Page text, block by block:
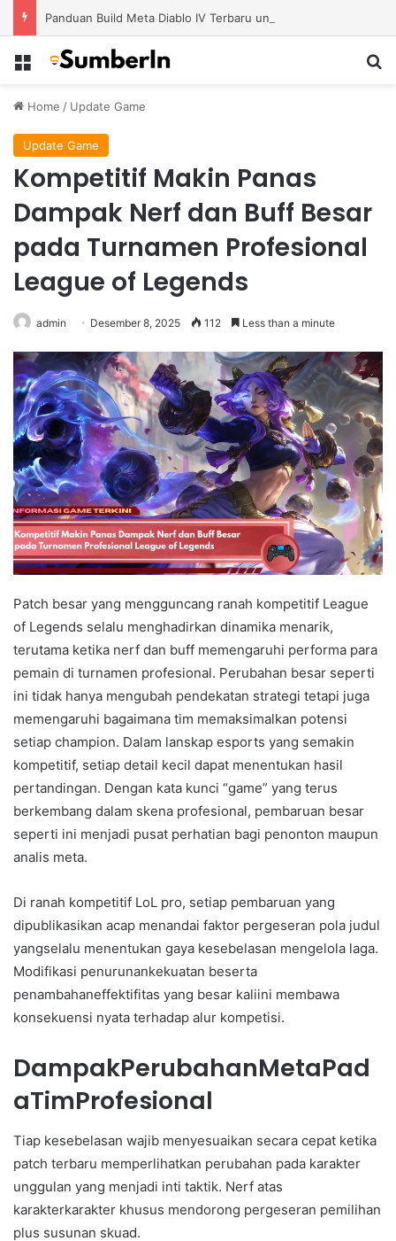
Menu
Home / Update Game
Update Game
Kompetitif Makin Panas
Dampak Nerf dan Buff Besar
pada Turnamen Profesional
League of Legends
admin Desember 8, 2025 112 Less than a minute
Patch besar yang mengguncang ranah kompetitif League
of Legends selalu menghadirkan dinamika menarik,
terutama ketika nerf dan buff memengaruhi performa para
pemain di turnamen profesional. Perubahan besar seperti
ini tidak hanya mengubah pendekatan strategi tetapi juga
memengaruhi bagaimana tim memaksimalkan potensi
setiap champion. Dalam lanskap esports yang semakin
kompetitif, setiap detail kecil dapat menentukan hasil
pertandingan. Dengan kata kunci “game” yang terus
berkembang dalam skena profesional, pembaruan besar
seperti ini menjadi pusat perhatian bagi penonton maupun
analis meta.
Di ranah kompetitif LoL pro, setiap pembaruan yang
dipublikasikan acap menandai faktor pergeseran pola judul
yangselalu menentukan gaya kesebelasan mengelola laga.
Modifikasi penurunankekuatan beserta
penambahaneffektifitas yang besar kaliini membawa
konsekuensi nyata terhadap alur kompetisi.
DampakPerubahanMetaPad
aTimProfesional
Tiap kesebelasan wajib menyesuaikan secara cepat ketika
patch terbaru memperlihatkan perubahan pada karakter
unggulan yang menjadi inti taktik. Nerf atas
karakterkarakter khusus mendorong pergeseran pemilihan
plus susunan skuad.